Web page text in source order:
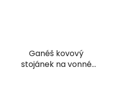
Ganéš kovový
stojánek na vonné